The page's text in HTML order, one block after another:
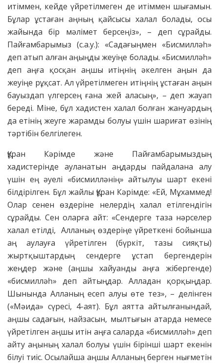
итіммен, кейде үйретілмеген де итіммен шығамын.
Бұлар ұстаған аңның қайсысы халал болады, осы
жайында бір мәлімет берсеңіз», ­– деп сұрайды.
Пайғамбарымыз (с.а.у.): «Садағыңмен «Бисмилләһ»
деп атып алған аңыңды жеуіңе болады. «Бисмилләһ»
деп аңға қосқан аңшы итіңнің әкелген аңын да
жеуіңе рұқсат. Ал үйретілмеген итіңнің ұстаған аңын
бауыздап үлгерсең ғана жей аласың», – деп жауап
береді. Міне, бұл хадистен халал болған жануардың
да етінің жеуге жарамды болуы үшін шариғат өзінің
тәртібін белгілеген.
Құран Кәрімде және Пайғамбарымыздың
хадистерінде ауланатын аңдарды пайдалана алу
үшін ең әуелі «бисмилләнің» айтылуы шарт екені
білдірілген. Бұл жайлы Құран Кәрімде: «Ей, Мұхаммед!
Олар сенен өздеріне нелердің халал етілгендігін
сұрайды. Сен оларға айт: «Сендерге таза нәрселер
халал етілді, Алланың өздеріңе үйреткені бойынша
аң аулауға үйретілген (бүркіт, тазы сияқты)
жыртқыштардың сендерге ұстап бергендерін
жеңдер және (аңшы хайуанды аңға жібергенде)
«бисмилләһ» деп айтыңдар. Алладан қорқыңдар.
Шынында Алланың есеп алуы өте тез», – делінген
(«Мәида» сүресі, 4-аят). Бұл аятта айтылғанындай,
аңшы садағын, найзасын, мылтығын атарда немесе
үйретілген аңшы итін аңға саларда «бисмилләһ» деп
айту аңының халал болуы үшін бірінші шарт екенін
білуі тиіс. Осылайша аңшы Алланың берген нығметін